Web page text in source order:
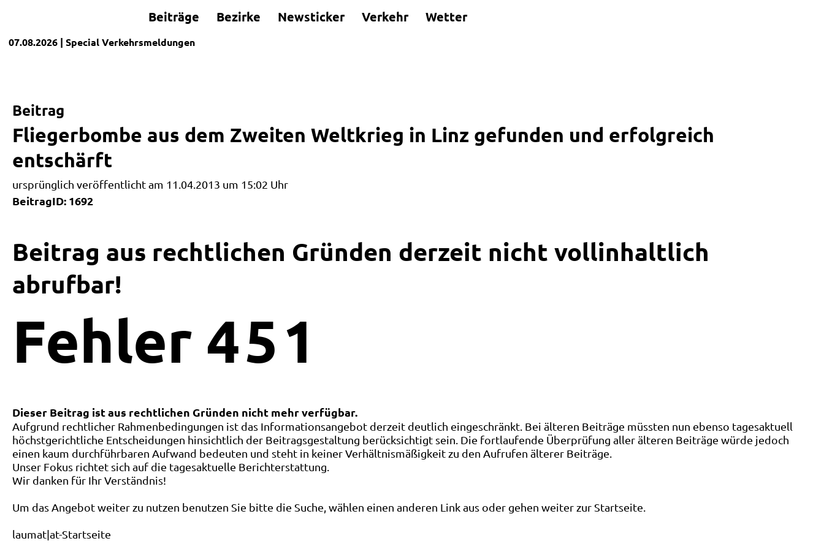
Beiträge Bezirke Newsticker Verkehr Wetter
07.08.2026 | SpecialVerkehrsmeldungen
Beitrag
Fliegerbombe aus dem Zweiten Weltkrieg in Linz gefunden und erfolgreich
entschärft
ursprünglich veröffentlicht am 11.04.2013 um 15:02 Uhr
BeitragID: 1692
Beitrag aus rechtlichen Gründen derzeit nicht vollinhaltlich
abrufbar!
Fehler 4 5 1
Dieser Beitrag ist aus rechtlichen Gründen nicht mehr verfügbar.
Aufgrund rechtlicher Rahmenbedingungen ist das Informationsangebot derzeit deutlich eingeschränkt. Bei älteren Beiträge müssten nun ebenso tagesaktuell
höchstgerichtliche Entscheidungen hinsichtlich der Beitragsgestaltung berücksichtigt sein. Die fortlaufende Überprüfung aller älteren Beiträge würde jedoch
einen kaum durchführbaren Aufwand bedeuten und steht in keiner Verhältnismäßigkeit zu den Aufrufen älterer Beiträge.
Unser Fokus richtet sich auf die tagesaktuelle Berichterstattung.
Wir danken für Ihr Verständnis!
Um das Angebot weiter zu nutzen benutzen Sie bitte die Suche, wählen einen anderen Link aus oder gehen weiter zur Startseite.
laumat|at-Startseite